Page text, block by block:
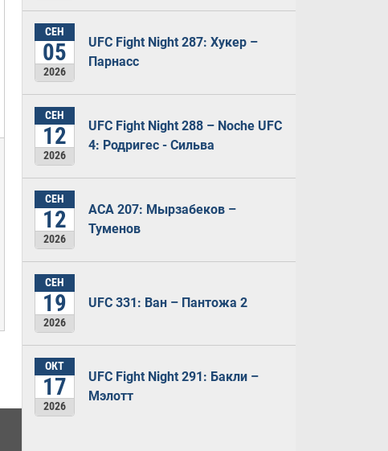
СЕН
05
2026
UFC Fight Night 287: Хукер –
Парнасс
СЕН
12
2026
UFC Fight Night 288 – Noche UFC
4: Родригес - Сильва
СЕН
12
2026
ACA 207: Мырзабеков –
Туменов
СЕН
19
2026
UFC 331: Ван – Пантожа 2
ОКТ
17
2026
UFC Fight Night 291: Бакли –
Мэлотт